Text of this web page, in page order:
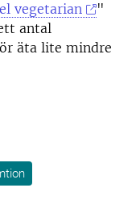
vegetarian
"
antal
äta lite mindre